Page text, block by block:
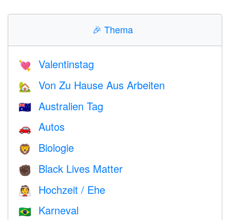
🎉 Thema
💘 Valentinstag
🏡 Von Zu Hause Aus Arbeiten
🇦🇺 Australien Tag
🚗 Autos
🦁 Biologie
✊🏿 Black Lives Matter
👰 Hochzeit / Ehe
🇧🇷 Karneval